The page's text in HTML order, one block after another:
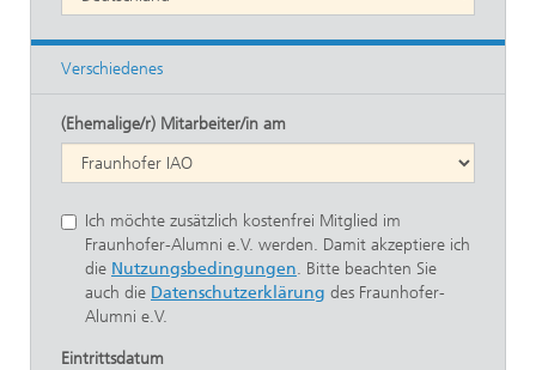
Verschiedenes
(Ehemalige/r) Mitarbeiter/in am
Ich möchte zusätzlich kostenfrei Mitglied im
Fraunhofer-Alumni e.V. werden. Damit akzeptiere ich
die Nutzungsbedingungen. Bitte beachten Sie
auch die Datenschutzerklärung des Fraunhofer-
Alumni e.V.
Eintrittsdatum